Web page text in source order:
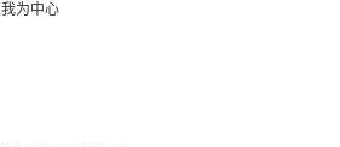
为中心